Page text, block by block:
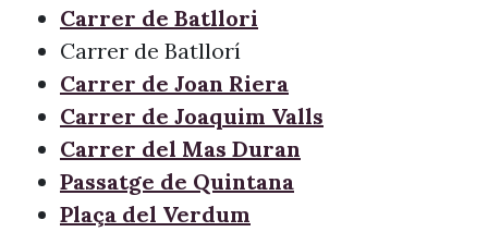
Carrer de Batllori
Carrer de Batllorí
Carrer de Joan Riera
Carrer de Joaquim Valls
Carrer del Mas Duran
Passatge de Quintana
Plaça del Verdum